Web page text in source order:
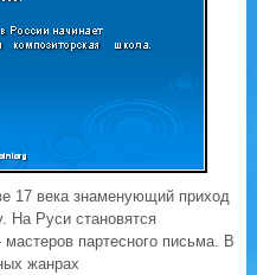
17 века знаменующий приход
На Руси становятся
партесного письма. В
жанрах